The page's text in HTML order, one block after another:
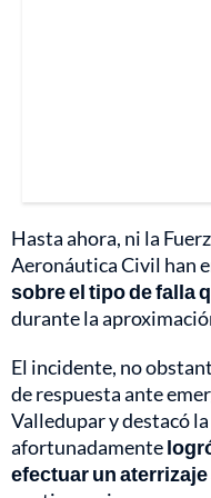
Hasta ahora, ni la
Aeronáutica Civil han
sobre el tipo de falla
durante la
El incidente, no
de respuesta ante
Valledupar y destacó
afortunadamente
efectuar un